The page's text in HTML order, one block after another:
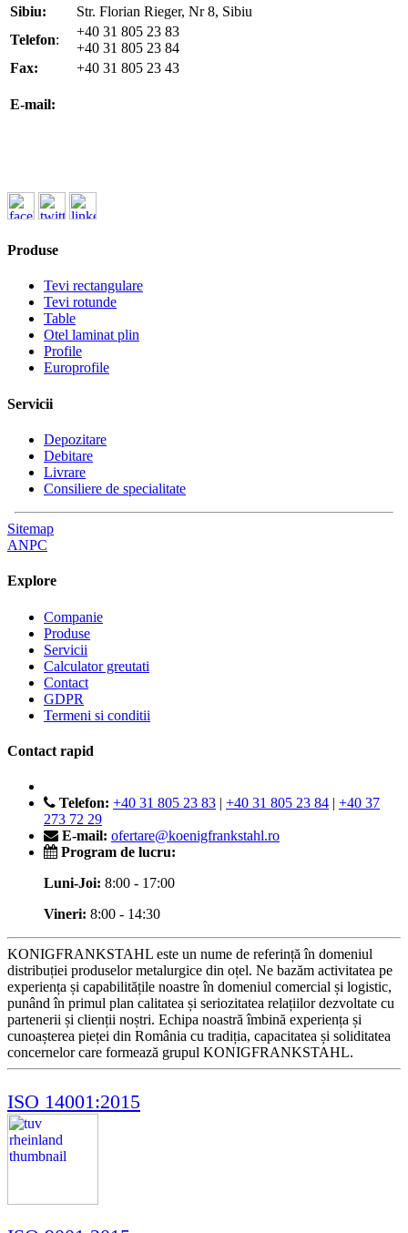
Sibiu:
Str. Florian Rieger, Nr 8, Sibiu
Telefon:
+40 31 805 23 83
+40 31 805 23 84
Fax:
+40 31 805 23 43
E-mail:
Produse
Tevi rectangulare
Tevi rotunde
Table
Otel laminat plin
Profile
Europrofile
Servicii
Depozitare
Debitare
Livrare
Consiliere de specialitate
Sitemap
ANPC
Explore
Companie
Produse
Servicii
Calculator greutati
Contact
GDPR
Termeni si conditii
Contact rapid
Telefon: +40 31 805 23 83 | +40 31 805 23 84 | +40 37
273 72 29
E-mail: ofertare@koenigfrankstahl.ro
Program de lucru:
Luni-Joi: 8:00 - 17:00
Vineri: 8:00 - 14:30
KONIGFRANKSTAHL este un nume de referință în domeniul
distribuției produselor metalurgice din oțel. Ne bazăm activitatea pe
experiența și capabilitățile noastre în domeniul comercial și logistic,
punând în primul plan calitatea și seriozitatea relațiilor dezvoltate cu
partenerii și clienții noștri. Echipa noastră îmbină experiența și
cunoașterea pieței din România cu tradiția, capacitatea și soliditatea
concernelor care formează grupul KONIGFRANKSTAHL.
ISO 14001:2015